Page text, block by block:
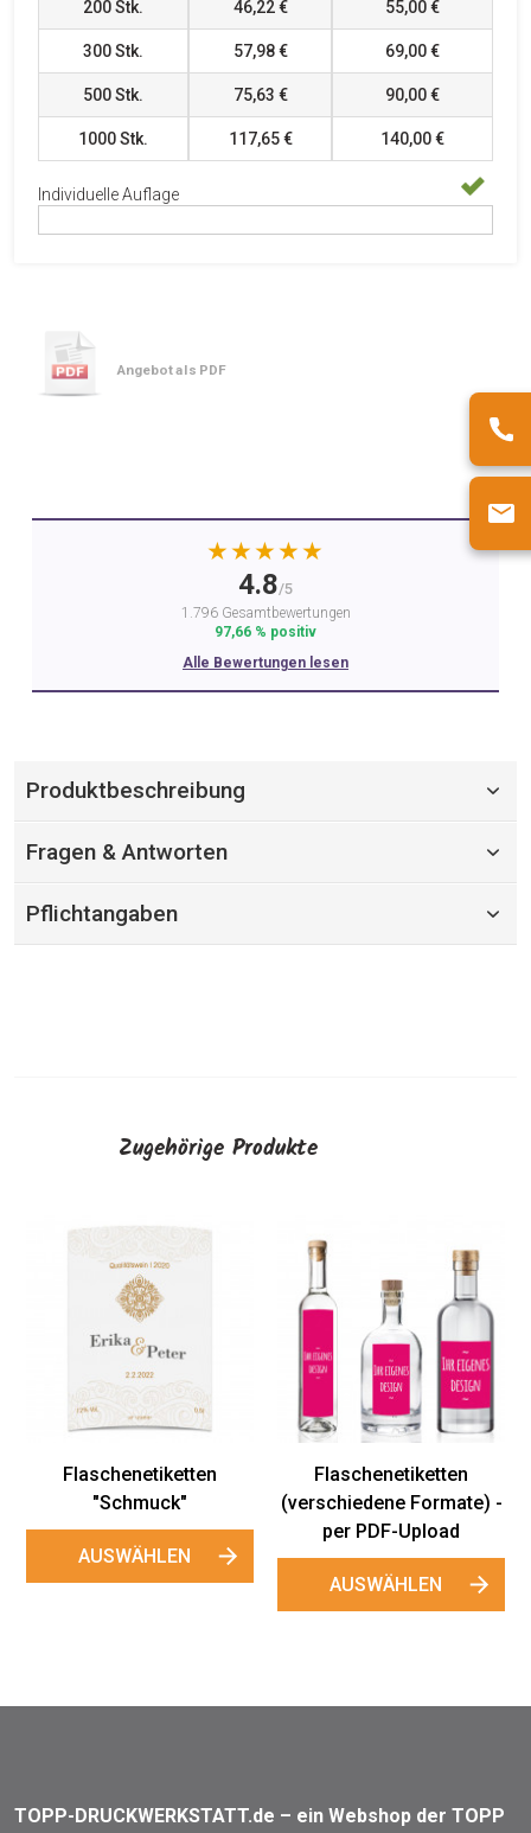
200Stk. 46,22 € 55,00 €
300Stk. 57,98 € 69,00 €
500Stk. 75,63 € 90,00 €
1000Stk. 117,65 € 140,00 €
Individuelle Auflage
Angebot als PDF
★★★★★
4.8/5
1.796 Gesamtbewertungen
97,66 % positiv
Alle Bewertungen lesen
Produktbeschreibung
Fragen & Antworten
Pflichtangaben
Zugehörige Produkte
Flaschenetiketten
(verschiedene Formate) -
per PDF-Upload
AUSWÄHLEN
Flaschenetiketten
"Männerrausch"
AUSWÄHLEN
TOPP-DRUCKWERKSTATT.de – ein Webshop der TOPP